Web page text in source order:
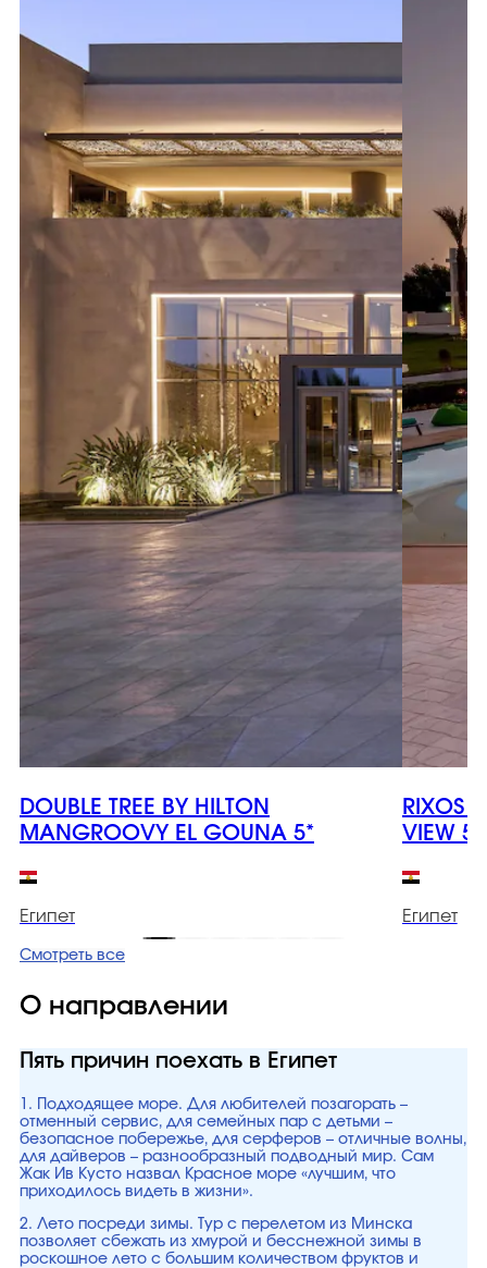
DOUBLE TREE BY HILTON
MANGROOVY EL GOUNA 5*
Египет
RIXOS
VIEW 5*
Египет
Смотреть все
О направлении
Пять причин поехать в Египет
1. Подходящее море. Для любителей позагорать –
отменный сервис, для семейных пар с детьми –
безопасное побережье, для серферов – отличные волны,
для дайверов – разнообразный подводный мир. Сам
Жак Ив Кусто назвал Красное море «лучшим, что
приходилось видеть в жизни».
2. Лето посреди зимы. Тур с перелетом из Минска
позволяет сбежать из хмурой и бесснежной зимы в
роскошное лето с большим количеством фруктов и